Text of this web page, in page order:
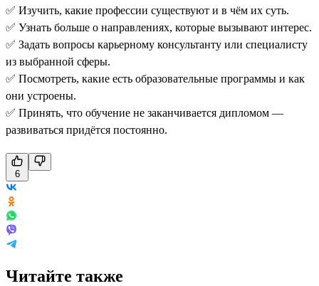
✅ Изучить, какие профессии существуют и в чём их суть.
✅ Узнать больше о направлениях, которые вызывают интерес.
✅ Задать вопросы карьерному консультанту или специалисту
из выбранной сферы.
✅ Посмотреть, какие есть образовательные программы и как
они устроены.
✅ Принять, что обучение не заканчивается дипломом —
развиваться придётся постоянно.
6
Читайте также